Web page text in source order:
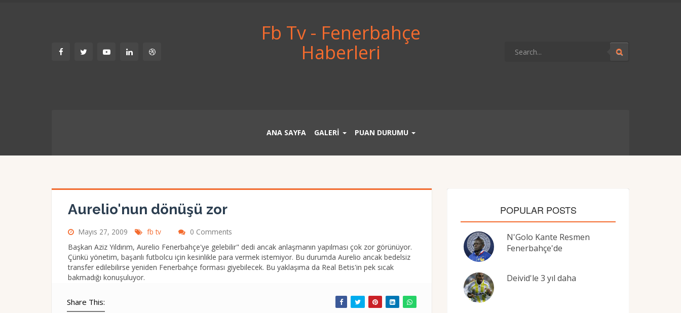
Fb Tv - Fenerbahçe
Haberleri
ANA SAYFA GALERİ PUAN DURUMU
Aurelio'nun dönüşü zor
Mayıs 27, 2009 fb tv
0 Comments
Başkan Aziz Yıldırım, Aurelio Fenerbahçe'ye gelebilir" dedi ancak anlaşmanın yapılması çok zor görünüyor.
Çünkü yönetim, başarılı futbolcu için kesinlikle para vermek istemiyor. Bu durumda Aurelio ancak bedelsiz
transfer edilebilirse yeniden Fenerbahçe forması giyebilecek. Bu yaklaşıma da Real Betis'in pek sıcak
bakmadığı konuşuluyor.
Share This:
POPULAR POSTS
N'Golo Kante Resmen
Fenerbahçe'de
Deivid'le 3 yıl daha